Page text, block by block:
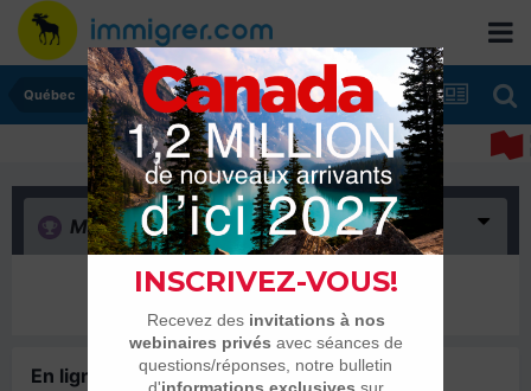
Québec
Merci (0)
Il n’y a encore rien ici
En ligne récemment0 membre est en ligne